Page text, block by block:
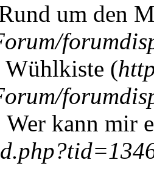
um den
(
kann mir